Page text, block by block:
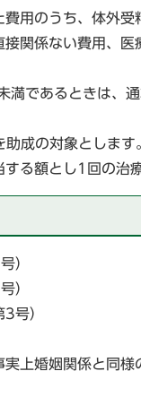
用のうち、体外
関係ない費用、
満であるときは、
成の対象とします
る額とし1回の治
）
）
号）
上婚姻関係と同
マイ